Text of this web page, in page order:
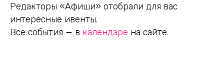
Редакторы «Афиши» отобрали для вас
интересные ивенты.
Все события — в календаре на сайте.